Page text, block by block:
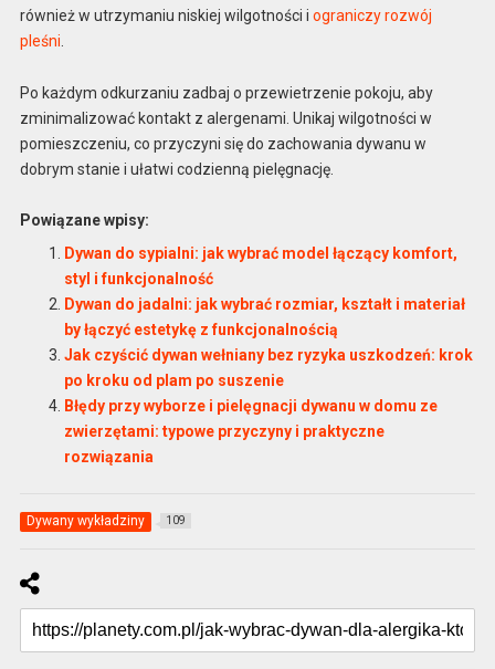
również w utrzymaniu niskiej wilgotności i ograniczy rozwój
pleśni
Po każdym odkurzaniu zadbaj o przewietrzenie pokoju, aby
zminimalizować kontakt z alergenami. Unikaj wilgotności w
pomieszczeniu, co przyczyni się do zachowania dywanu w
dobrym stanie i ułatwi codzienną pielęgnację.
Powiązane wpisy:
Dywan do sypialni: jak wybrać model łączący komfort,
styl i funkcjonalność
Dywan do jadalni: jak wybrać rozmiar, kształt i materiał
by łączyć estetykę z funkcjonalnością
Jak czyścić dywan wełniany bez ryzyka uszkodzeń: krok
po kroku od plam po suszenie
Błędy przy wyborze i pielęgnacji dywanu w domu ze
zwierzętami: typowe przyczyny i praktyczne
rozwiązania
Dywany wykładziny 109